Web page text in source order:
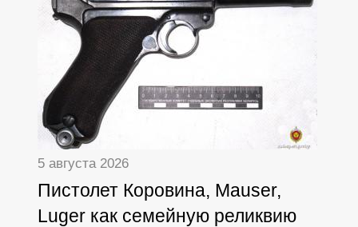
5 августа 2026
Пистолет Коровина, Mauser,
Luger как семейную реликвию